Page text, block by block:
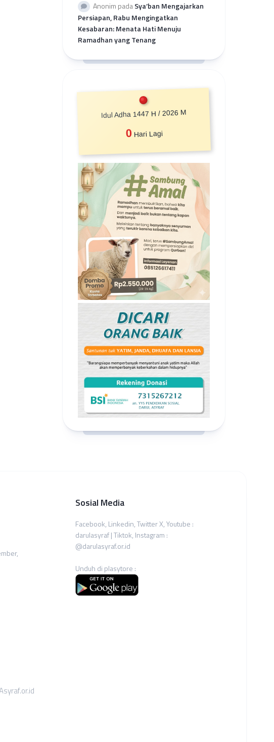
Anonim padaSya’ban Mengajarkan
Persiapan, Rabu Mengingatkan
Kesabaran: Menata Hati Menuju
Ramadhan yang Tenang
Idul Adha 1447 H / 2026 M
0 Hari Lagi
Sosial Media
Facebook, Linkedin, Twitter X, Youtube :
darulasyraf | Tiktok, Instagram :
@darulasyraf.or.id
Unduh di plasytore :